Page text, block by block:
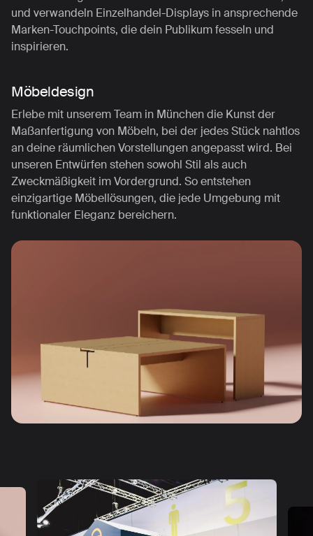
und verwandeln Einzelhandel-Displays in ansprechende
Marken-Touchpoints, die dein Publikum fesseln und
inspirieren.
Möbeldesign
Erlebe mit unserem Team in München die Kunst der
Maßanfertigung von Möbeln, bei der jedes Stück nahtlos
an deine räumlichen Vorstellungen angepasst wird. Bei
unseren Entwürfen stehen sowohl Stil als auch
Zweckmäßigkeit im Vordergrund. So entstehen
einzigartige Möbellösungen, die jede Umgebung mit
funktionaler Eleganz bereichern.